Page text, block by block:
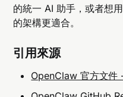
的統一 AI 助手，或者想
的架構更適合。
引用來源
OpenClaw 官方文